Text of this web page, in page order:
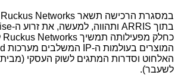
במסגרת הרכישה תשאר Ruckus Networks
בתוך ARRIS ותהווה, למעשה, את זרוע ה-
כחלק מפעילותה תמשיך Ruckus Networks
המוצרים בעולמות ה-IP המשלבים מערכות
האלחוט וסדרות המתגים לשוק העסקי (מבית
לשעבר).